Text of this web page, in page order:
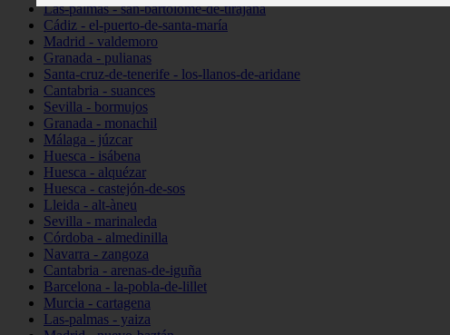
Las-palmas - san-bartolomé-de-tirajana
Cádiz - el-puerto-de-santa-maría
Madrid - valdemoro
Granada - pulianas
Santa-cruz-de-tenerife - los-llanos-de-aridane
Cantabria - suances
Sevilla - bormujos
Granada - monachil
Málaga - júzcar
Huesca - isábena
Huesca - alquézar
Huesca - castejón-de-sos
Lleida - alt-àneu
Sevilla - marinaleda
Córdoba - almedinilla
Navarra - zangoza
Cantabria - arenas-de-iguña
Barcelona - la-pobla-de-lillet
Murcia - cartagena
Las-palmas - yaiza